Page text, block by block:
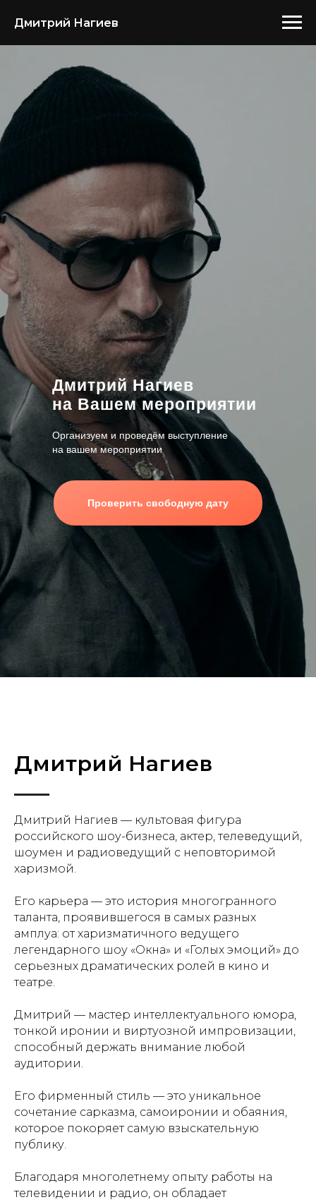
Дмитрий Нагиев
Дмитрий Нагиев
на Вашем мероприятии
Организуем и проведём выступление
на вашем мероприятии
Проверить свободную дату
Дмитрий Нагиев
Дмитрий Нагиев — культовая фигура
российского шоу-бизнеса, актер, телеведущий,
шоумен и радиоведущий с неповторимой
харизмой.
Его карьера — это история многогранного
таланта, проявившегося в самых разных
амплуа: от харизматичного ведущего
легендарного шоу «Окна» и «Голых эмоций» до
серьезных драматических ролей в кино и
театре.
Дмитрий — мастер интеллектуального юмора,
тонкой иронии и виртуозной импровизации,
способный держать внимание любой
аудитории.
Его фирменный стиль — это уникальное
сочетание сарказма, самоиронии и обаяния,
которое покоряет самую взыскательную
публику.
Благодаря многолетнему опыту работы на
телевидении и радио, он обладает